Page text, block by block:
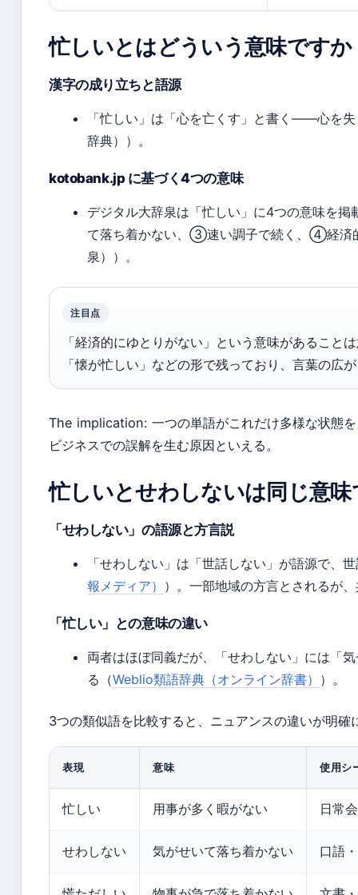
忙しいとはどういう意味ですか
漢字の成り立ちと語源
「忙しい」は「心を亡くす」と書く——心を
辞典））。
kotobank.jp に基づく4つの意味
デジタル大辞泉は「忙しい」に4つの意味を
て落ち着かない、③速い調子で続く、④経済
泉））。
注目点
「経済的にゆとりがない」という意味があること
「懐が忙しい」などの形で残っており、言葉の広
The implication: 一つの単語がこれだけ多様な状態
ビジネスでの誤解を生む原因といえる。
忙しいとせわしないは同じ意
「せわしない」の語源と方言説
「せわしない」は「世話しない」が語源で、
報メディア） ）。一部地域の方言とされるが
「忙しい」との意味の違い
両者はほぼ同義だが、「せわしない」には「
る（Weblio類語辞典（オンライン辞書） ）。
3つの類似語を比較すると、ニュアンスの違いが明確
表現 意味 使用シ
忙しい 用事が多く暇がない 日常
せわしない 気がせいて落ち着かない 口語